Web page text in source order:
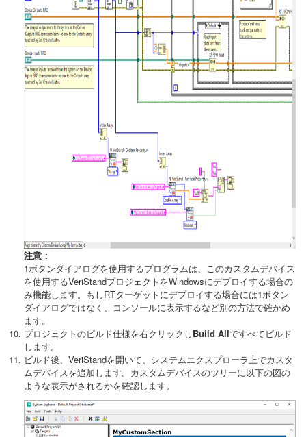
注意：
1ボタンダイアログを使用するプログラムは、このカスタムデバイス
を使用するVeriStandプロジェクトをWindowsにデプロイする場合の
み機能します。もしRTターゲットにデプロイする場合には1ボタン
ダイアログではなく、コンソールに表示するなど別の方法で確かめ
ます。
プロジェクトのビルド仕様を右クリックしBuild Allですべてビルド
します。
ビルド後、VeriStandを開いて、システムエクスプローラ上でカスタ
ムデバイスを追加します。カスタムデバイスのツリーに以下の図の
ような表示がされるかを確認します。